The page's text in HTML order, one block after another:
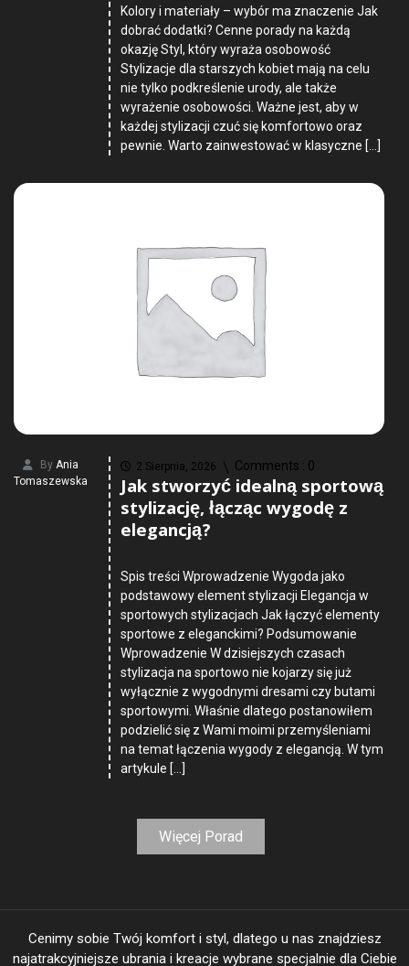
Kolory i materiały – wybór ma znaczenie Jak
dobrać dodatki? Cenne porady na każdą
okazję Styl, który wyraża osobowość
Stylizacje dla starszych kobiet mają na celu
nie tylko podkreślenie urody, ale także
wyrażenie osobowości. Ważne jest, aby w
każdej stylizacji czuć się komfortowo oraz
pewnie. Warto zainwestować w klasyczne […]
By Ania
Tomaszewska
2 Sierpnia, 2026 Comments : 0
Jak stworzyć idealną sportową
stylizację, łącząc wygodę z
elegancją?
Spis treści Wprowadzenie Wygoda jako
podstawowy element stylizacji Elegancja w
sportowych stylizacjach Jak łączyć elementy
sportowe z eleganckimi? Podsumowanie
Wprowadzenie W dzisiejszych czasach
stylizacja na sportowo nie kojarzy się już
wyłącznie z wygodnymi dresami czy butami
sportowymi. Właśnie dlatego postanowiłem
podzielić się z Wami moimi przemyśleniami
na temat łączenia wygody z elegancją. W tym
artykule […]
Więcej Porad
Cenimy sobie Twój komfort i styl, dlatego u nas znajdziesz
najatrakcyjniejsze ubrania i kreacje wybrane specjalnie dla Ciebie